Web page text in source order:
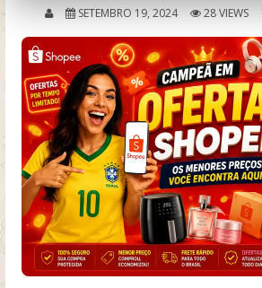
SETEMBRO 19, 2024 28 VIEWS